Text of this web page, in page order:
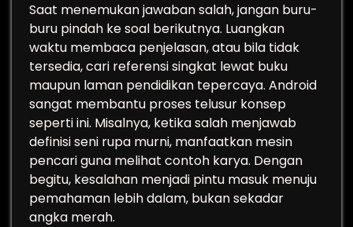
Saat menemukan jawaban salah, jangan buru-
buru pindah ke soal berikutnya. Luangkan
waktu membaca penjelasan, atau bila tidak
tersedia, cari referensi singkat lewat buku
maupun laman pendidikan tepercaya. Android
sangat membantu proses telusur konsep
seperti ini. Misalnya, ketika salah menjawab
definisi seni rupa murni, manfaatkan mesin
pencari guna melihat contoh karya. Dengan
begitu, kesalahan menjadi pintu masuk menuju
pemahaman lebih dalam, bukan sekadar
angka merah.